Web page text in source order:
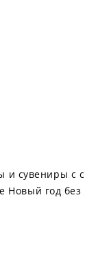
сувениры с
Новый год без